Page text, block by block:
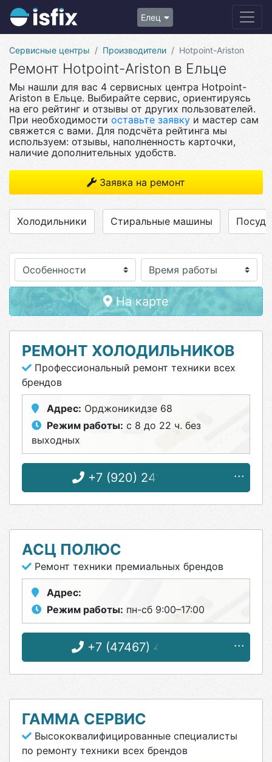
Елец
Сервисные центры Производители Hotpoint-Ariston
Ремонт Hotpoint-Ariston в Ельце
Мы нашли для вас 4 сервисных центра Hotpoint-
Ariston в Ельце. Выбирайте сервис, ориентируясь
на его рейтинг и отзывы от других пользователей.
При необходимости оставьте заявку и мастер сам
свяжется с вами. Для подсчёта рейтинга мы
используем: отзывы, наполненность карточки,
наличие дополнительных удобств.
Заявка на ремонт
Холодильники Стиральные машины
Особенности
На карте
РЕМОНТ ХОЛОДИЛЬНИКОВ
Профессиональный ремонт техники всех
брендов
Адрес: Орджоникидзе 68
Режим работы: с 8 до 22 ч. без
выходных
+7 (920) 241-75-26
АСЦ ПОЛЮС
Ремонт техники премиальных брендов
Адрес:
Режим работы: пн-сб 9:00–17:00
+7 (47467) 4-12-08
ГАММА СЕРВИС
Высококвалифицированные специалисты
по ремонту техники всех брендов